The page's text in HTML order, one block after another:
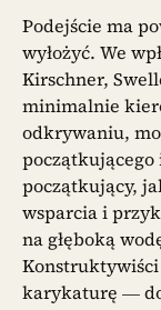
Podejście ma
wyłożyć. We
Kirschner,
minimalnie
odkrywaniu,
początkujący,
wsparcia i
na głęboką
karykaturę —